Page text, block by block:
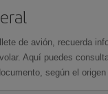
de avión, recuerda
Aquí puedes
según el